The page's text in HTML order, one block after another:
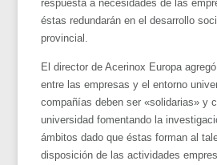
respuesta a necesidades de las
éstas redundarán en el desarrollo
provincial.
El director de Acerinox Europa
entre las empresas y el entorno
compañías deben ser «solidarias» y
universidad fomentando la
ámbitos dado que éstas forman al
disposición de las actividades